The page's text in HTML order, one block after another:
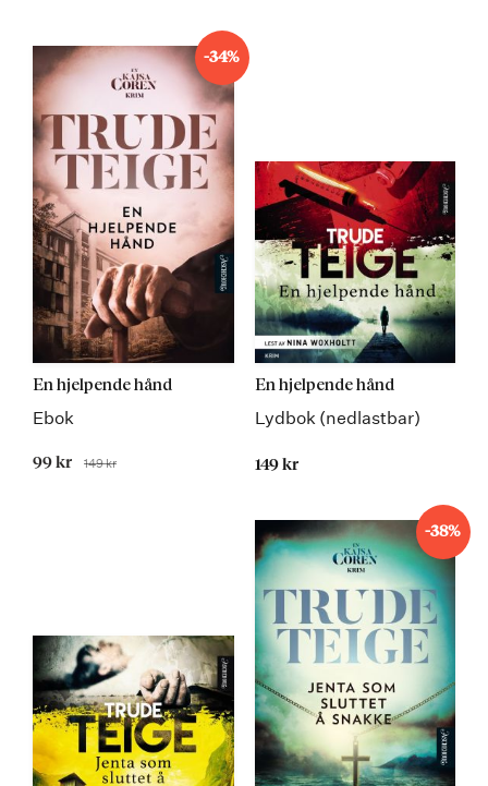
-34%
En hjelpende hånd
Ebok
Tilbudspris
99 kr Før
149 kr
En hjelpende hånd
Lydbok (nedlastbar)
149 kr
-38%